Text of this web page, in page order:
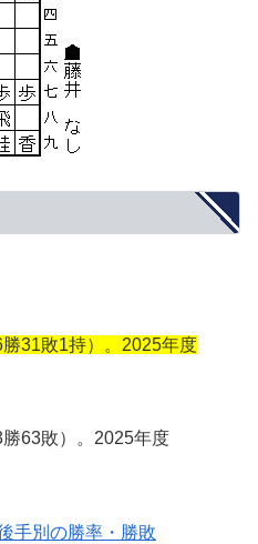
31敗1持）。2025年度
63敗）。2025年度
手別の勝率・勝敗